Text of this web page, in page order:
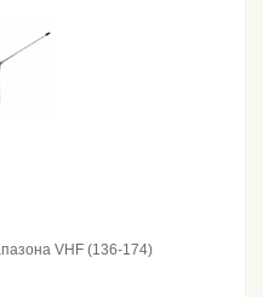
VHF (136-174)